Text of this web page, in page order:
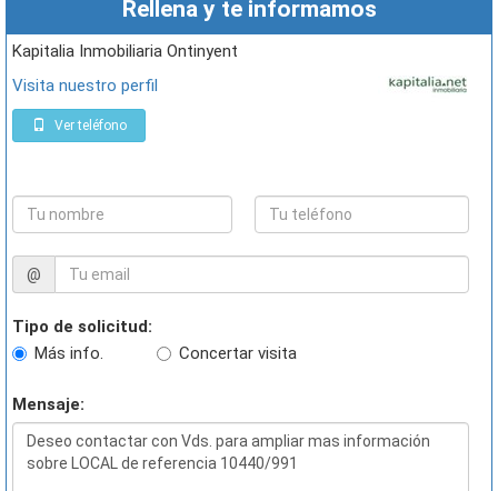
Rellena y te informamos
Kapitalia Inmobiliaria Ontinyent
Visita nuestro perfil
Ver teléfono
@
Tipo de solicitud:
Más info.
Concertar visita
Mensaje: